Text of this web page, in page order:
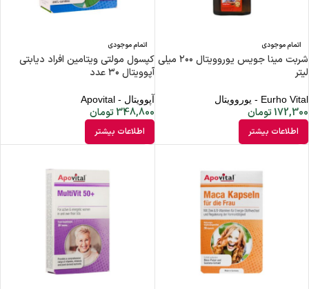
اتمام موجودی
شربت مینا جویس یوروویتال ۲۰۰ میلی
لیتر
Eurho Vital - یوروویتال
172,300تومان
اطلاعات بیشتر
اتمام موجودی
کپسول مولتی ویتامین افراد دیابتی
آپوویتال ۳۰ عدد
آپوویتال - Apovital
348,800 تومان
اطلاعات بیشتر